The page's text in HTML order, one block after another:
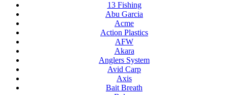
13 Fishing
Abu Garcia
Acme
Action Plastics
AFW
Akara
Anglers System
Avid Carp
Axis
Bait Breath